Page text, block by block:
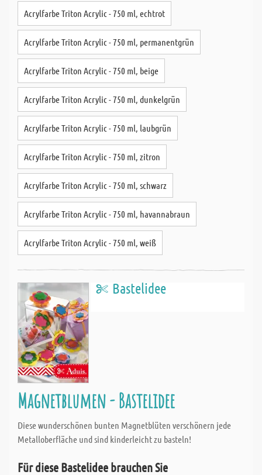
Acrylfarbe Triton Acrylic - 750 ml, echtrot
Acrylfarbe Triton Acrylic - 750 ml, permanentgrün
Acrylfarbe Triton Acrylic - 750 ml, beige
Acrylfarbe Triton Acrylic - 750 ml, dunkelgrün
Acrylfarbe Triton Acrylic - 750 ml, laubgrün
Acrylfarbe Triton Acrylic - 750 ml, zitron
Acrylfarbe Triton Acrylic - 750 ml, schwarz
Acrylfarbe Triton Acrylic - 750 ml, havannabraun
Acrylfarbe Triton Acrylic - 750 ml, weiß
Bastelidee
Magnetblumen - Bastelidee
Diese wunderschönen bunten Magnetblüten verschönern jede
Metalloberfläche und sind kinderleicht zu basteln!
Für diese Bastelidee brauchen Sie